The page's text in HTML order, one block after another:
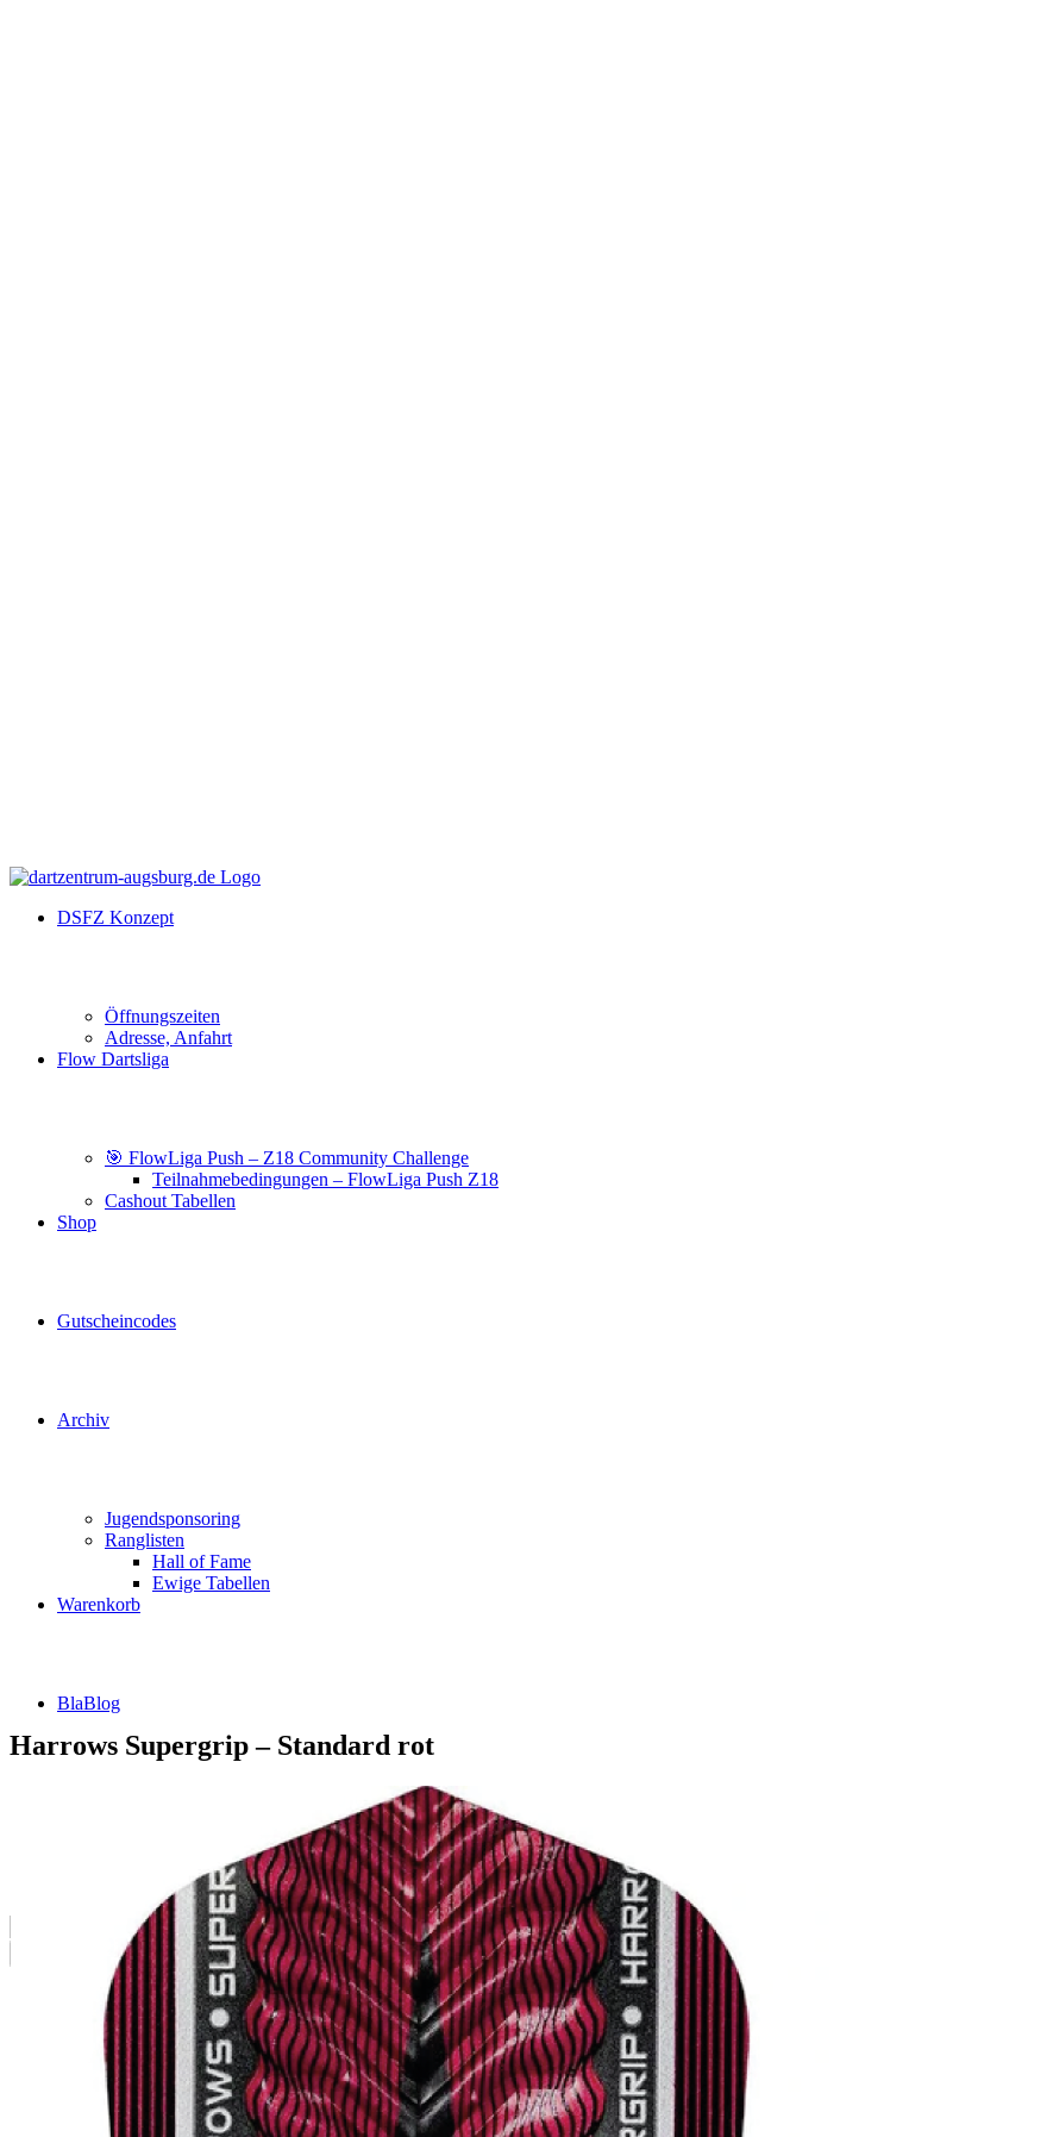
DSFZ Konzept
Öffnungszeiten
Adresse, Anfahrt
Flow Dartsliga
🎯 FlowLiga Push – Z18 Community Challenge
Teilnahmebedingungen – FlowLiga Push Z18
Cashout Tabellen
Shop
Gutscheincodes
Archiv
Jugendsponsoring
Ranglisten
Hall of Fame
Ewige Tabellen
Warenkorb
BlaBlog
nach:
DSFZ Konzept
Öffnungszeiten
Adresse, Anfahrt
Flow Dartsliga
🎯 FlowLiga Push – Z18 Community Challenge
Teilnahmebedingungen – FlowLiga Push Z18
Cashout Tabellen
Harrows Supergrip – Standard rot